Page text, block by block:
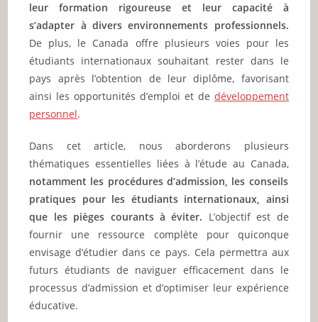
leur formation rigoureuse et leur capacité à
s’adapter à divers environnements professionnels.
De plus, le Canada offre plusieurs voies pour les
étudiants internationaux souhaitant rester dans le
pays après l’obtention de leur diplôme, favorisant
ainsi les opportunités d’emploi et de développement
personnel.
Dans cet article, nous aborderons plusieurs
thématiques essentielles liées à l’étude au Canada,
notamment les procédures d’admission, les conseils
pratiques pour les étudiants internationaux, ainsi
que les pièges courants à éviter. L’objectif est de
fournir une ressource complète pour quiconque
envisage d’étudier dans ce pays. Cela permettra aux
futurs étudiants de naviguer efficacement dans le
processus d’admission et d’optimiser leur expérience
éducative.